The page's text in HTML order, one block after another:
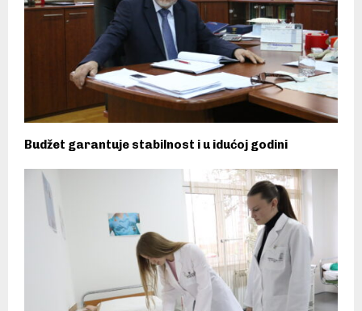
Budžet garantuje stabilnost i u idućoj godini